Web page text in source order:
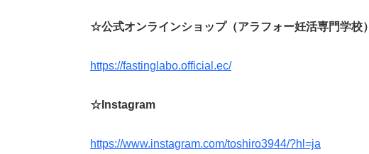
☆公式オンラインショップ（アラフォー妊活専門学校）
https://fastinglabo.official.ec/
☆Instagram
https://www.instagram.com/toshiro3944/?hl=ja